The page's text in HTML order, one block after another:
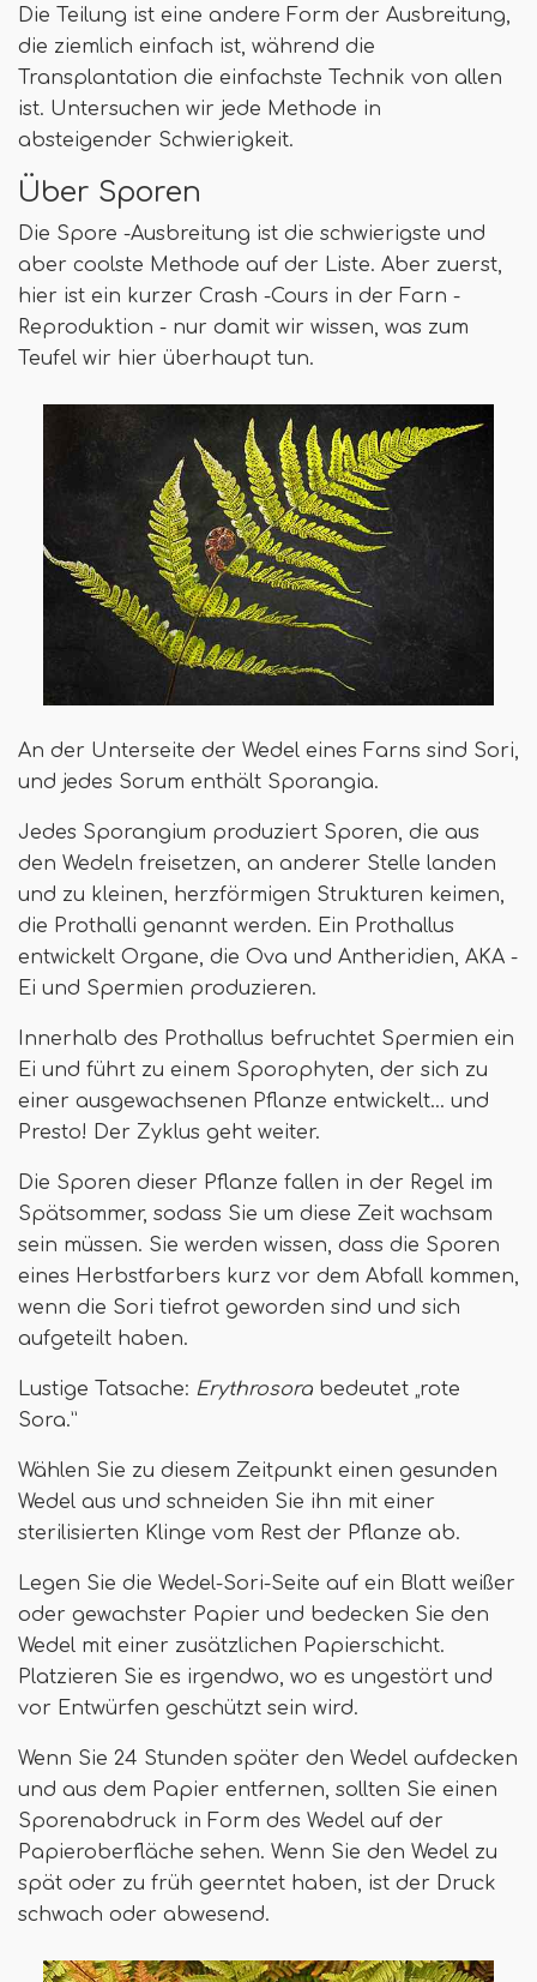
Die Teilung ist eine andere Form der Ausbreitung,
die ziemlich einfach ist, während die
Transplantation die einfachste Technik von allen
ist. Untersuchen wir jede Methode in
absteigender Schwierigkeit.
Über Sporen
Die Spore -Ausbreitung ist die schwierigste und
aber coolste Methode auf der Liste. Aber zuerst,
hier ist ein kurzer Crash -Cours in der Farn -
Reproduktion - nur damit wir wissen, was zum
Teufel wir hier überhaupt tun.
An der Unterseite der Wedel eines Farns sind Sori,
und jedes Sorum enthält Sporangia.
Jedes Sporangium produziert Sporen, die aus
den Wedeln freisetzen, an anderer Stelle landen
und zu kleinen, herzförmigen Strukturen keimen,
die Prothalli genannt werden. Ein Prothallus
entwickelt Organe, die Ova und Antheridien, AKA -
Ei und Spermien produzieren.
Innerhalb des Prothallus befruchtet Spermien ein
Ei und führt zu einem Sporophyten, der sich zu
einer ausgewachsenen Pflanze entwickelt… und
Presto! Der Zyklus geht weiter.
Die Sporen dieser Pflanze fallen in der Regel im
Spätsommer, sodass Sie um diese Zeit wachsam
sein müssen. Sie werden wissen, dass die Sporen
eines Herbstfarbers kurz vor dem Abfall kommen,
wenn die Sori tiefrot geworden sind und sich
aufgeteilt haben.
Lustige Tatsache: Erythrosora bedeutet „rote
Sora.”
Wählen Sie zu diesem Zeitpunkt einen gesunden
Wedel aus und schneiden Sie ihn mit einer
sterilisierten Klinge vom Rest der Pflanze ab.
Legen Sie die Wedel-Sori-Seite auf ein Blatt weißer
oder gewachster Papier und bedecken Sie den
Wedel mit einer zusätzlichen Papierschicht.
Platzieren Sie es irgendwo, wo es ungestört und
vor Entwürfen geschützt sein wird.
Wenn Sie 24 Stunden später den Wedel aufdecken
und aus dem Papier entfernen, sollten Sie einen
Sporenabdruck in Form des Wedel auf der
Papieroberfläche sehen. Wenn Sie den Wedel zu
spät oder zu früh geerntet haben, ist der Druck
schwach oder abwesend.